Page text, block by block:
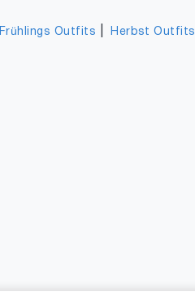
Frühlings Outfits Herbst Outfits